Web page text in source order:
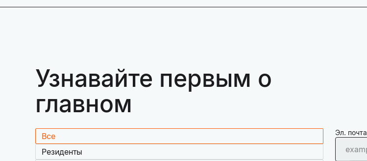
Узнавайте первым о
главном
Все
Резиденты
Эл. почта